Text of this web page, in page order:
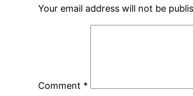
Your email address will not be
Comment *